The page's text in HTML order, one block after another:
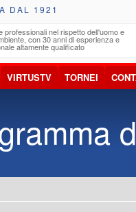
DAL 1921
professionali nel rispetto dell'uomo e
con 30 anni di esperienza e
altamente qualificato
VIRTUSTV TORNEI